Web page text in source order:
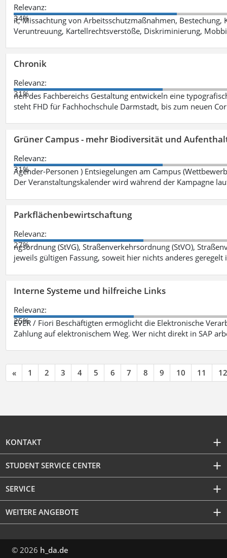
Relevanz:
34%
it, Missachtung von Arbeitsschutzmaßnahmen,
Veruntreuung, Kartellrechtsverstöße, Diskriminierung,
Chronik
Relevanz:
31%
nen des Fachbereichs Gestaltung entwickeln eine
steht FHD für Fachhochschule Darmstadt, bis zum neuen
Grüner Campus - mehr Biodiversität und
Relevanz:
31%
Agender-Personen ) Entsiegelungen am Campus
Der Veranstaltungskalender wird während der Kampagne
Parkflächenbewirtschaftung
Relevanz:
27%
ngsordnung (StVG), Straßenverkehrsordnung (StVO),
jeweils gültigen Fassung, soweit hier nichts anderes geregelt
Interne Systeme und hilfreiche Links
Relevanz:
25%
EVER / Fiori Beschäftigten ermöglicht die Elektronische
Zahlung auf elektronischem Weg. Wer nicht direkt in SAP
« 1 2 3 4 5 6 7 8 9 10 11 12
KONTAKT
STUDENT SERVICE CENTER
SERVICE
WEITERE ANGEBOTE
© 2026 h_da.de